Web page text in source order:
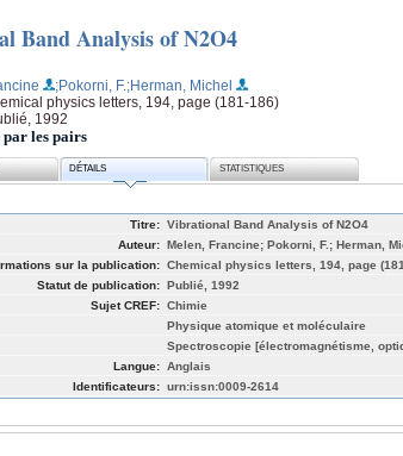
Band Analysis of N2O4
;Pokorni, F. ;Herman, Michel
physics letters, 194, page (181-186)
1992
les pairs
DÉTAILS STATISTIQUES
Titre: Vibrational Band Analysis of N2O4
Auteur: Melen, Francine; Pokorni, F.; Herman,
sur la publication: Chemical physics letters, 194, page
Statut de publication: Publié, 1992
Sujet CREF: Chimie
Physique atomique et moléculaire
Spectroscopie [électromagnétisme,
Langue: Anglais
Identificateurs: urn:issn:0009-2614